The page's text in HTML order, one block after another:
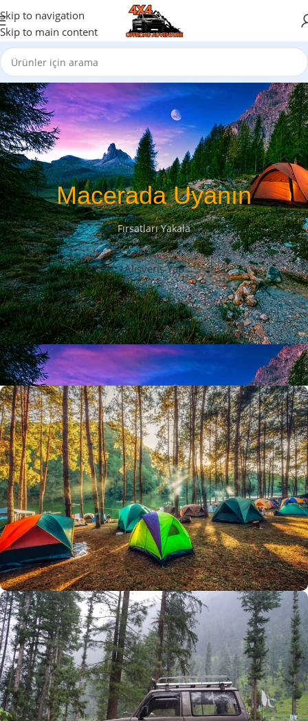
Skip to navigation
Skip to main content
Macerada Uyanın
Fırsatları Yakala
Alışveriş Yap
Büyük Yaz İndirimi
0
Günler
00
Hr
00
Min
00
SSK
Alışverişe Başla